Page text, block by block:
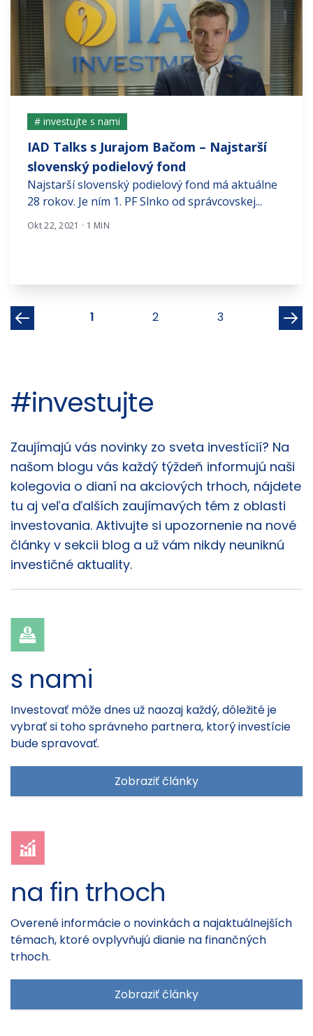
# investujte s nami
IAD Talks s Jurajom Bačom – Najstarší
slovenský podielový fond
Najstarší slovenský podielový fond má aktuálne
28 rokov. Je ním 1. PF Slnko od správcovskej...
Okt 22, 2021 · 1 MIN
1 2 3
#investujte
Články
Zaujímajú vás novinky zo sveta investícií? Na
našom blogu vás každý týždeň informujú naši
kolegovia o dianí na akciových trhoch, nájdete
tu aj veľa ďalších zaujímavých tém z oblasti
investovania. Aktivujte si upozornenie na nové
články v sekcii blog a už vám nikdy neuniknú
investičné aktuality.
s nami
Investovať môže dnes už naozaj každý, dôležité je
vybrať si toho správneho partnera, ktorý investície
bude spravovať.
Zobraziť články
na fin trhoch
Overené informácie o novinkách a najaktuálnejších
témach, ktoré ovplyvňujú dianie na finančných
trhoch.
Zobraziť články